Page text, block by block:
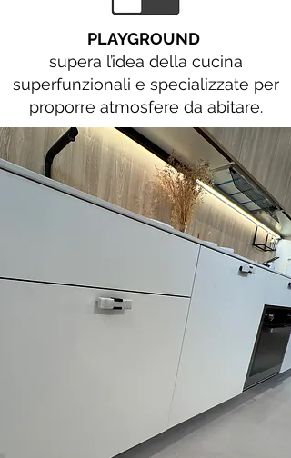
PLAYGROUND
supera l’idea della cucina
superfunzionali e specializzate per
proporre atmosfere da abitare.